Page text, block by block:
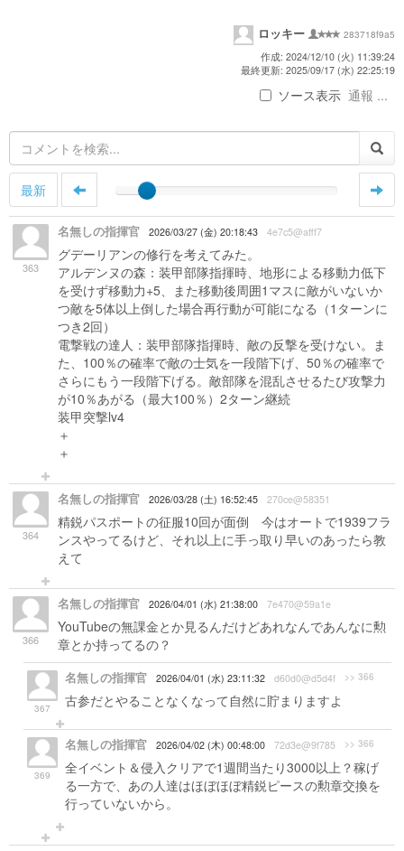
ロッキー
283718f9a5
作成: 2024/12/10 (火) 11:39:24
最終更新: 2025/09/17 (水) 22:25:19
ソース表示 通報 ...
最新
363
名無しの指揮官 2026/03/27 (金) 20:18:43 4e7c5@afff7
グデーリアンの修行を考えてみた。
アルデンヌの森：装甲部隊指揮時、地形による移動力低下
を受けず移動力+5、また移動後周囲1マスに敵がいないか
つ敵を5体以上倒した場合再行動が可能になる（1ターンに
つき2回）
電撃戦の達人：装甲部隊指揮時、敵の反撃を受けない。ま
た、100％の確率で敵の士気を一段階下げ、50％の確率で
さらにもう一段階下げる。敵部隊を混乱させるたび攻撃力
が10％あがる（最大100％）2ターン継続
装甲突撃lv4
＋
＋
364
名無しの指揮官 2026/03/28 (土) 16:52:45 270ce@58351
精鋭パスポートの征服10回が面倒 今はオートで1939フラ
ンスやってるけど、それ以上に手っ取り早いのあったら教
えて
366
名無しの指揮官 2026/04/01 (水) 21:38:00 7e470@59a1e
YouTubeの無課金とか見るんだけどあれなんであんなに勲
章とか持ってるの？
367
名無しの指揮官 2026/04/01 (水) 23:11:32 d60d0@d5d4f >> 366
古参だとやることなくなって自然に貯まりますよ
369
名無しの指揮官 2026/04/02 (木) 00:48:00 72d3e@9f785 >> 366
全イベント＆侵入クリアで1週間当たり3000以上？稼げ
る一方で、あの人達はほぼほぼ精鋭ピースの勲章交換を
行っていないから。